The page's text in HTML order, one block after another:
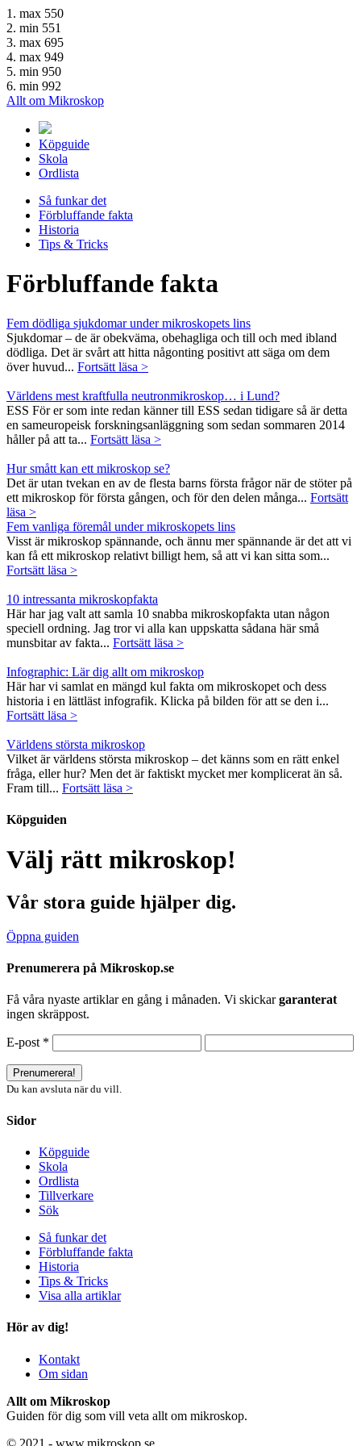
1. max 550
2. min 551
3. max 695
4. max 949
5. min 950
6. min 992
Allt om Mikroskop
Köpguide
Skola
Ordlista
Så funkar det
Förbluffande fakta
Historia
Tips & Tricks
Förbluffande fakta
Fem dödliga sjukdomar under mikroskopets lins
Sjukdomar – de är obekväma, obehagliga och till och med ibland
dödliga. Det är svårt att hitta någonting positivt att säga om dem
över huvud... Fortsätt läsa >
Världens mest kraftfulla neutronmikroskop… i Lund?
ESS För er som inte redan känner till ESS sedan tidigare så är detta
en sameuropeisk forskningsanläggning som sedan sommaren 2014
håller på att ta... Fortsätt läsa >
Hur smått kan ett mikroskop se?
Det är utan tvekan en av de flesta barns första frågor när de stöter på
ett mikroskop för första gången, och för den delen många... Fortsätt
läsa >
Fem vanliga föremål under mikroskopets lins
Visst är mikroskop spännande, och ännu mer spännande är det att vi
kan få ett mikroskop relativt billigt hem, så att vi kan sitta som...
Fortsätt läsa >
10 intressanta mikroskopfakta
Här har jag valt att samla 10 snabba mikroskopfakta utan någon
speciell ordning. Jag tror vi alla kan uppskatta sådana här små
munsbitar av fakta... Fortsätt läsa >
Infographic: Lär dig allt om mikroskop
Här har vi samlat en mängd kul fakta om mikroskopet och dess
historia i en lättläst infografik. Klicka på bilden för att se den i...
Fortsätt läsa >
Världens största mikroskop
Vilket är världens största mikroskop – det känns som en rätt enkel
fråga, eller hur? Men det är faktiskt mycket mer komplicerat än så.
Fram till... Fortsätt läsa >
Köpguiden
Välj rätt mikroskop!
Vår stora guide hjälper dig.
Öppna guiden
Prenumerera på Mikroskop.se
Få våra nyaste artiklar en gång i månaden. Vi skickargaranterat
ingen skräppost.
E-post *
Du kan avsluta när du vill.
Sidor
Köpguide
Skola
Ordlista
Tillverkare
Sök
Så funkar det
Förbluffande fakta
Historia
Tips & Tricks
Visa alla artiklar
Hör av dig!
Kontakt
Om sidan
Allt om Mikroskop
Guiden för dig som vill veta allt om mikroskop.
© 2021 - www.mikroskop.se